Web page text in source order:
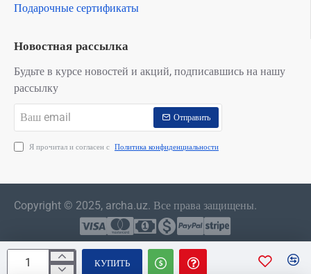
КУПИТЬ
Подарочные сертификаты
Новостная рассылка
Будьте в курсе новостей и акций, подписавшись на нашу
рассылку
email
Отправить
Я прочитал и согласен с Политика конфиденциальности
Copyright © 2025, archa.uz. Все права защищены.